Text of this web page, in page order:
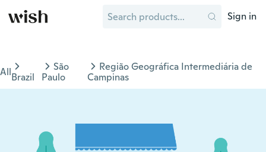
Sign in
AllBrazil
São
Paulo
Região Geográfica Intermediária de
Campinas